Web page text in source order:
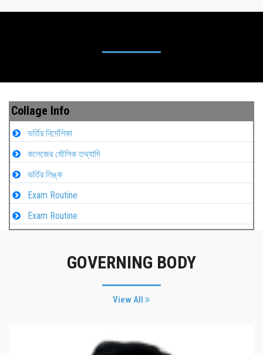
Collage Info
ভর্তির নির্দেশিকা
কলেজের মৌলিক তথ্যাদি
ভর্তির লিঙ্ক
Exam Routine
Exam Routine
GOVERNING BODY
View All